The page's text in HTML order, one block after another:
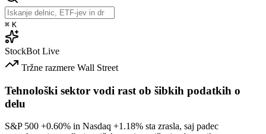
⌘ K
StockBot Live
Tržne razmere Wall Street
Tehnološki sektor vodi rast ob šibkih podatkih o
delu
S&P 500 +0.60% in Nasdaq +1.18% sta zrasla, saj padec